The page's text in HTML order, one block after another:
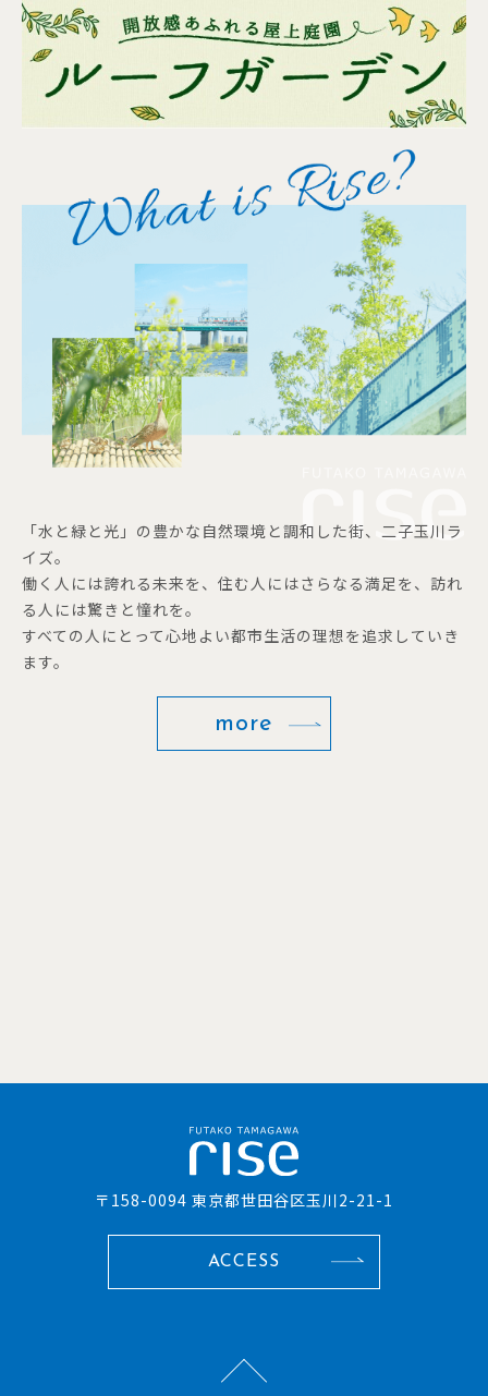
「水と緑と光」の豊かな自然環境と調和した街、二子玉川ラ
イズ。
働く人には誇れる未来を、住む人にはさらなる満足を、訪れ
る人には驚きと憧れを。
すべての人にとって心地よい都市生活の理想を追求していき
ます。
more
〒158-0094 東京都世田谷区玉川2-21-1
ACCESS